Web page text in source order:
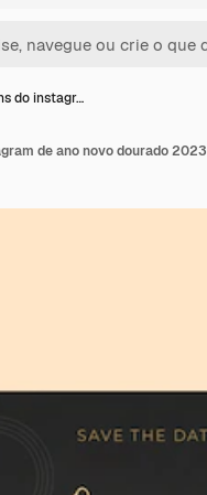
do instagr…
de ano novo dourado 2023